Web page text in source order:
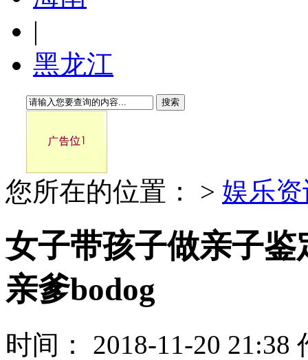
|
黑龙江
搜索
您所在的位置： > 娱乐
女子带孩子做亲子
亲爹bodog
时间： 2018-11-20 21:38